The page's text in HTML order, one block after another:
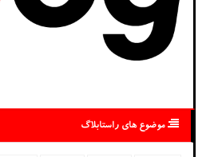
موضوع های راستابلاگ